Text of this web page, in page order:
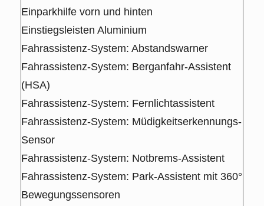
Einparkhilfe vorn und hinten
Einstiegsleisten Aluminium
Fahrassistenz-System: Abstandswarner
Fahrassistenz-System: Berganfahr-Assistent
(HSA)
Fahrassistenz-System: Fernlichtassistent
Fahrassistenz-System: Müdigkeitserkennungs-
Sensor
Fahrassistenz-System: Notbrems-Assistent
Fahrassistenz-System: Park-Assistent mit 360°
Bewegungssensoren